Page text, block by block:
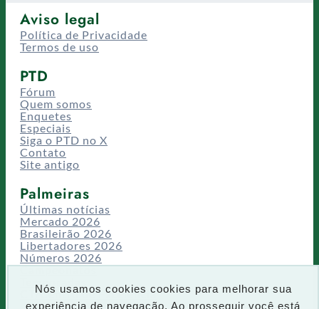
Nós usamos cookies cookies para melhorar sua
experiência de navegação. Ao prosseguir você está
Aviso legal
Política de Privacidade
Termos de uso
PTD
Fórum
Quem somos
Enquetes
Especiais
Siga o PTD no X
Contato
Site antigo
Palmeiras
Últimas notícias
Mercado 2026
Brasileirão 2026
Libertadores 2026
Números 2026
Campeonatos
Temporadas
CT/Centro de Excelência